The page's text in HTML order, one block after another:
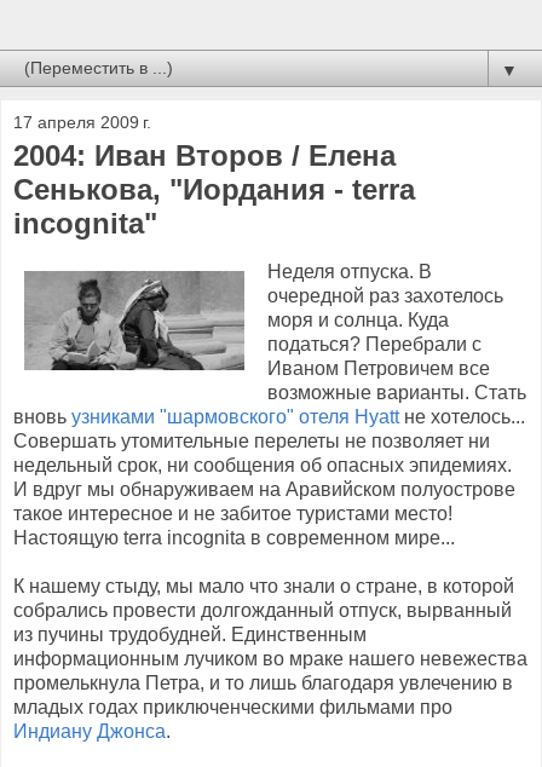
▼
17 апреля 2009 г.
2004: Иван Второв / Елена
Сенькова, "Иордания - terra
incognita"
Неделя отпуска. В
очередной раз захотелось
моря и солнца. Куда
податься? Перебрали с
Иваном Петровичем все
возможные варианты. Стать
вновь узниками "шармовского" отеля Hyattне хотелось...
Совершать утомительные перелеты не позволяет ни
недельный срок, ни сообщения об опасных эпидемиях.
И вдруг мы обнаруживаем на Аравийском полуострове
такое интересное и не забитое туристами место!
Настоящую terra incognita в современном мире...
К нашему стыду, мы мало что знали о стране, в которой
собрались провести долгожданный отпуск, вырванный
из пучины трудобудней. Единственным
информационным лучиком во мраке нашего невежества
промелькнула Петра, и то лишь благодаря увлечению в
младых годах приключенческими фильмами про
Индиану Джонса.